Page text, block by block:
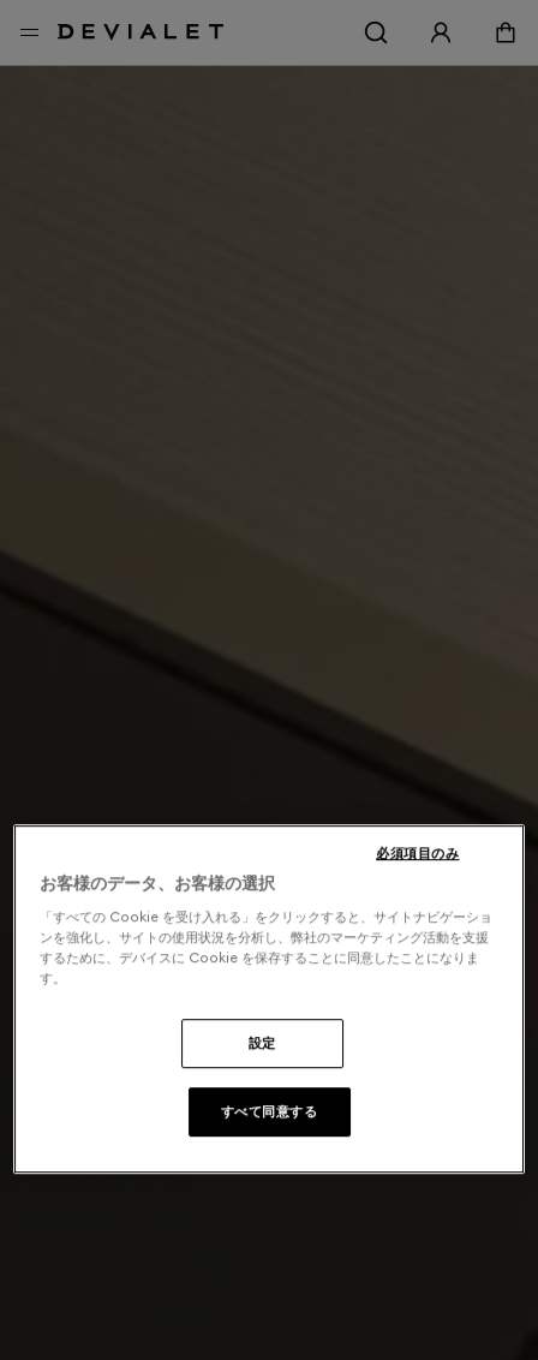
お客様のデータ、お客様の選択
「すべての Cookie を受け入れる」をクリックすると、サイトナビゲーショ
ンを強化し、サイトの使用状況を分析し、弊社のマーケティング活動を支援
するために、デバイスに Cookie を保存することに同意したことになりま
す。
設定
必須項目のみ
すべて同意する